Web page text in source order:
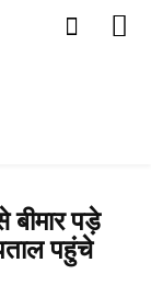
पड़े
पहुंचे